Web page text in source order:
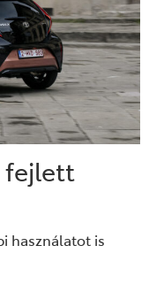
fejlett
használatot is